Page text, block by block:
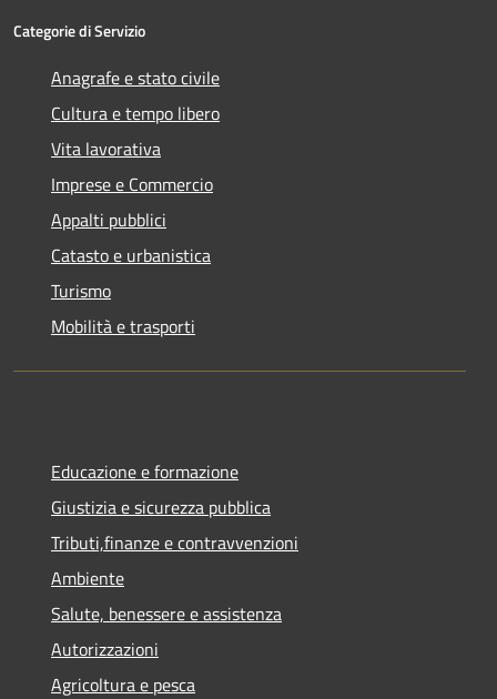
Categorie di Servizio
Anagrafe e stato civile
Cultura e tempo libero
Vita lavorativa
Imprese e Commercio
Appalti pubblici
Catasto e urbanistica
Turismo
Mobilità e trasporti
Educazione e formazione
Giustizia e sicurezza pubblica
Tributi,finanze e contravvenzioni
Ambiente
Salute, benessere e assistenza
Autorizzazioni
Agricoltura e pesca